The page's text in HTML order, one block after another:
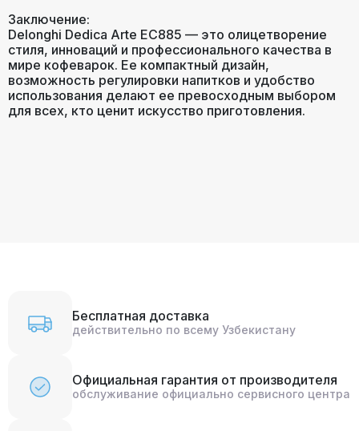
Заключение:
Delonghi Dedica Arte EC885 — это олицетворение
стиля, инноваций и профессионального качества в
мире кофеварок. Ее компактный дизайн,
возможность регулировки напитков и удобство
использования делают ее превосходным выбором
для всех, кто ценит искусство приготовления.
Бесплатная доставка
действительно по всему Узбекистану
Официальная гарантия от производителя
обслуживание официально сервисного центра